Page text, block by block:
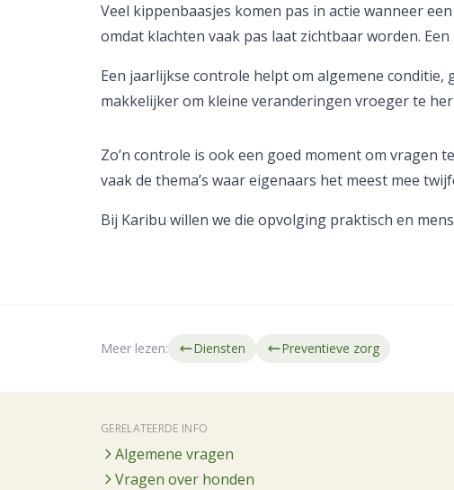
Veel kippenbaasjes komen pas in actie wanneer
omdat klachten vaak pas laat zichtbaar worden.
Een jaarlijkse controle helpt om algemene
makkelijker om kleine veranderingen vroeger te
Zo’n controle is ook een goed moment om vragen
vaak de thema’s waar eigenaars het meest mee
Bij Karibu willen we die opvolging praktisch en
Meer lezen: Diensten Preventieve zorg
GERELATEERDE INFO
Algemene vragen
Vragen over honden